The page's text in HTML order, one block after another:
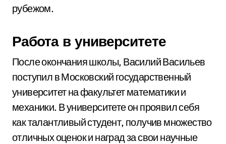
рубежом.
Работа в университете
После окончания школы, Василий Васильев
поступил в Московский государственный
университет на факультет математики и
механики. В университете он проявил себя
как талантливый студент, получив множество
отличных оценок и наград за свои научные